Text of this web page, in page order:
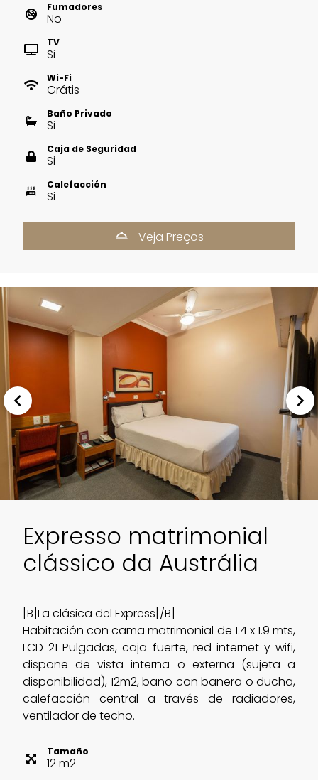
Fumadores
No
TV
Si
Wi-Fi
Grátis
Baño Privado
Si
Caja de Seguridad
Si
Calefacción
Si
Veja Preços
Expresso matrimonial
clássico da Austrália
[B]La clásica del Express[/B]
Habitación con cama matrimonial de 1.4 x 1.9 mts,
LCD 21 Pulgadas, caja fuerte, red internet y wifi,
dispone de vista interna o externa (sujeta a
disponibilidad), 12m2, baño con bañera o ducha,
calefacción central a través de radiadores,
ventilador de techo.
Tamaño
12m2